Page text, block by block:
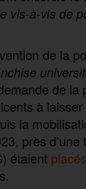
vis-à-vis de
de la
de la
à
la
près d’une
étaient